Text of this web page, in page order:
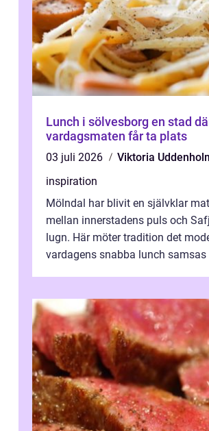
Lunch i sölvesborg en stad där
vardagsmaten får ta plats
03 juli 2026
Viktoria
inspiration
Mölndal har blivit en självklar
mellan innerstadens puls och
lugn. Här möter tradition det
vardagens snabba lunch samsas